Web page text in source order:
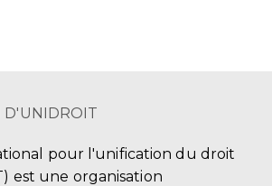
D'UNIDROIT
pour l'unification du droit
est une organisation